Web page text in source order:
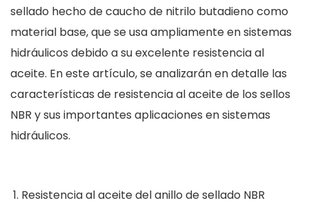
sellado hecho de caucho de nitrilo butadieno como
material base, que se usa ampliamente en sistemas
hidráulicos debido a su excelente resistencia al
aceite. En este artículo, se analizarán en detalle las
características de resistencia al aceite de los sellos
NBR y sus importantes aplicaciones en sistemas
hidráulicos.
Resistencia al aceite del anillo de sellado NBR